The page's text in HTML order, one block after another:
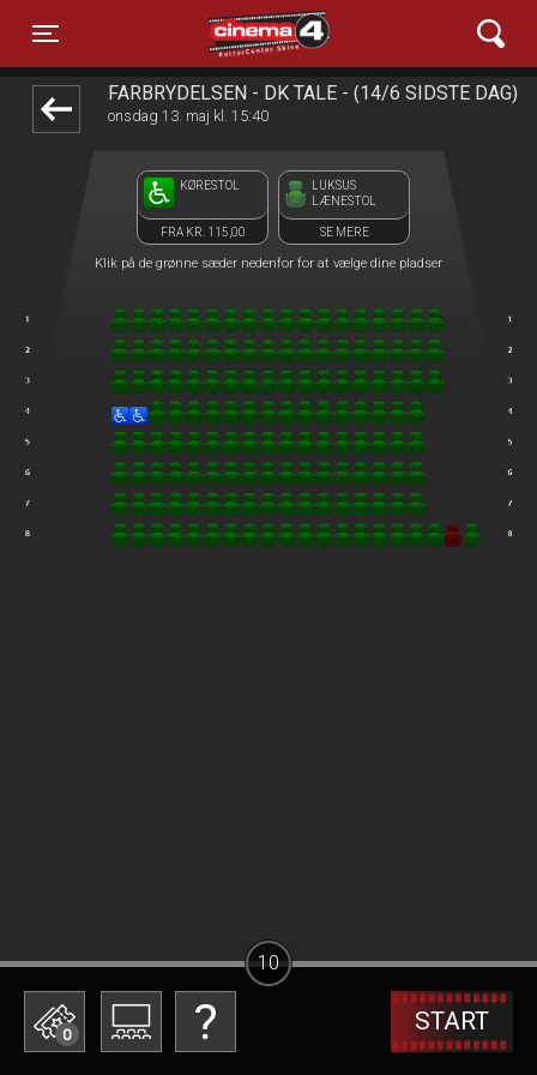
Toggle navigation
Cinema4
FÅRBRYDELSEN - DK TALE - (14/6 SIDSTE DAG)
onsdag 13. maj kl. 15:40
KØRESTOL
FRA KR. 115,00
LUKSUS
LÆNESTOL
SE MERE
Klik på de grønne sæder nedenfor for at vælge dine pladser
0 START
10
front05-temp 054624